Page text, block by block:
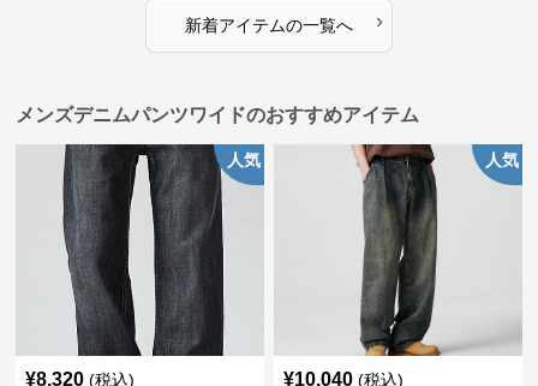
新着アイテムの一覧へ ›
メンズデニムパンツワイドのおすすめアイテム
人気
¥8,320 (税込)
人気
¥10,040 (税込)